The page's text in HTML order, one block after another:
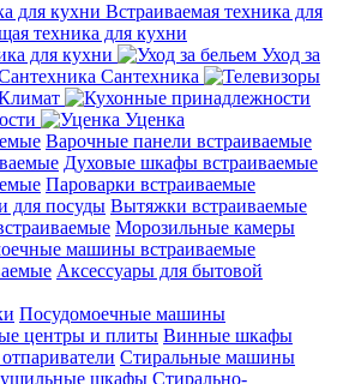
Встраиваемая техника для
для кухни
Уход за
Сантехника
Уценка
Варочные панели встраиваемые
Духовые шкафы встраиваемые
Пароварки встраиваемые
для посуды Вытяжки встраиваемые
Морозильные камеры
машины встраиваемые
Аксессуары для бытовой
Посудомоечные машины
центры и плиты Винные шкафы
Стиральные машины
шкафы Стирально-